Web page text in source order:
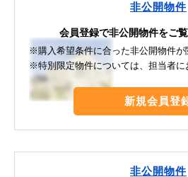
非公開物件
会員登録で非公開物件をご
※購入希望条件に合った非公開物件が
※特別限定物件については、担当者に
新規会員登
非公開物件